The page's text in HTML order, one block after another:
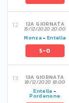
12A GIORNATA
15/12/2020 20:00
Monza-Entella
5-0
13A GIORNATA
18/12/2020 18:00
Entella -
Pordenone